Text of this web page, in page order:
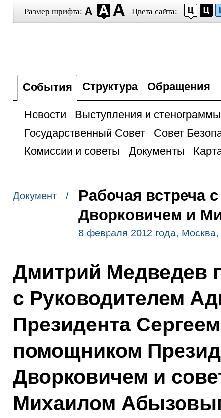
Размер шрифта: Цвета сайта:
События Структура Обращения
Новости
Выступления и стенограммы
Государственный Совет
Совет
Комиссии и советы
Документы
Документ /
Рабочая встреча
Дворковичем и
8 февраля 2012 года,
Дмитрий Медведев
с Руководителем
Президента
помощником
Дворковичем и
Михаилом